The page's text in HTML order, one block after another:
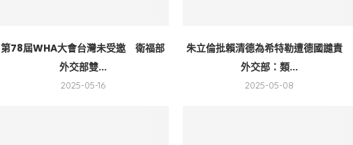
第78屆WHA大會台灣未受邀 衛福部
外交部雙...
2025-05-16
朱立倫批賴清德為希特勒遭德國譴責
外交部：類...
2025-05-08